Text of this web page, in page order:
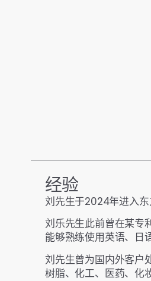
经验
刘先生于2024年进入东
刘乐先生此前曾在某专
能够熟练使用英语、日
刘先生曾为国内外客户
树脂、化工、医药、化